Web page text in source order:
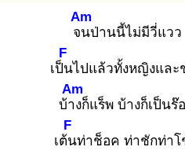
จน
Am
ป่านนี้ไม่มีวี่แวว
เป็น
F
ไปแล้วทั้งหญิงและ
บ้าง
Am
ก็แร็พ บ้างก็เป็นร๊
เต้น
F
ท่าช็อค ท่าชักท่า